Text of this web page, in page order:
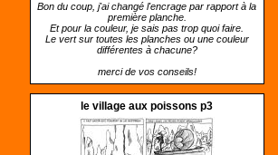
Bon du coup, j'ai changé l'encrage par rapport à la
première planche.
Et pour la couleur, je sais pas trop quoi faire.
Le vert sur toutes les planches ou une couleur
différentes à chacune?
merci de vos conseils!
le village aux poissons p3